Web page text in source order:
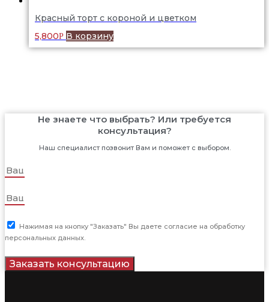
Красный торт с короной и цветком
5,800Р В корзину
Не знаете что выбрать? Или требуется
консультация?
Наш специалист позвонит Вам и поможет с выбором.
Нажимая на кнопку "Заказать" Вы даете согласие на обработку
персональных данных.
Заказать консультацию